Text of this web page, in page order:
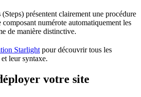
(Steps) présentent clairement une procédure
numérote automatiquement les
de manière distinctive.
Starlight pour découvrir tous les
leur syntaxe.
votre site